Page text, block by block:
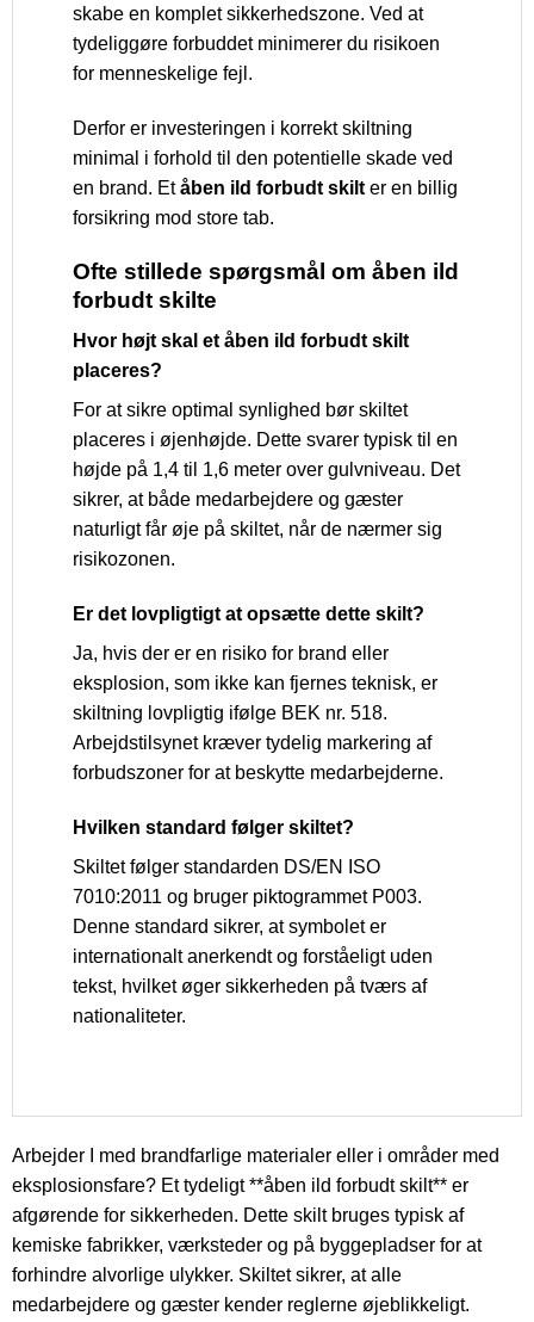
skabe en komplet sikkerhedszone. Ved at
tydeliggøre forbuddet minimerer du risikoen
for menneskelige fejl.
Derfor er investeringen i korrekt skiltning
minimal i forhold til den potentielle skade ved
en brand. Etåben ild forbudt skilt er en billig
forsikring mod store tab.
Ofte stillede spørgsmål om åben ild
forbudt skilte
Hvor højt skal et åben ild forbudt skilt
placeres?
For at sikre optimal synlighed bør skiltet
placeres i øjenhøjde. Dette svarer typisk til en
højde på 1,4 til 1,6 meter over gulvniveau. Det
sikrer, at både medarbejdere og gæster
naturligt får øje på skiltet, når de nærmer sig
risikozonen.
Er det lovpligtigt at opsætte dette skilt?
Ja, hvis der er en risiko for brand eller
eksplosion, som ikke kan fjernes teknisk, er
skiltning lovpligtig ifølge BEK nr. 518.
Arbejdstilsynet kræver tydelig markering af
forbudszoner for at beskytte medarbejderne.
Hvilken standard følger skiltet?
Skiltet følger standarden DS/EN ISO
7010:2011 og bruger piktogrammet P003.
Denne standard sikrer, at symbolet er
internationalt anerkendt og forståeligt uden
tekst, hvilket øger sikkerheden på tværs af
nationaliteter.
Arbejder I med brandfarlige materialer eller i områder med
eksplosionsfare? Et tydeligt **åben ild forbudt skilt** er
afgørende for sikkerheden. Dette skilt bruges typisk af
kemiske fabrikker, værksteder og på byggepladser for at
forhindre alvorlige ulykker. Skiltet sikrer, at alle
medarbejdere og gæster kender reglerne øjeblikkeligt.